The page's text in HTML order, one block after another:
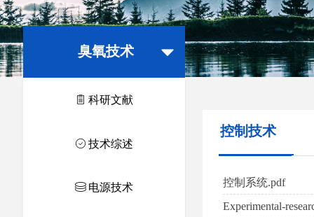
控制技术
控制系统.pdf
Experimental-
臭氧技术 뀓
ꁩ 科研文献
ꄗ 技术综述
ꀹ 电源技术